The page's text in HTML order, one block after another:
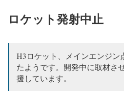
ロケット発射中止
H3ロケット、メインエンジン
たようです。開発中に取材さ
援しています。